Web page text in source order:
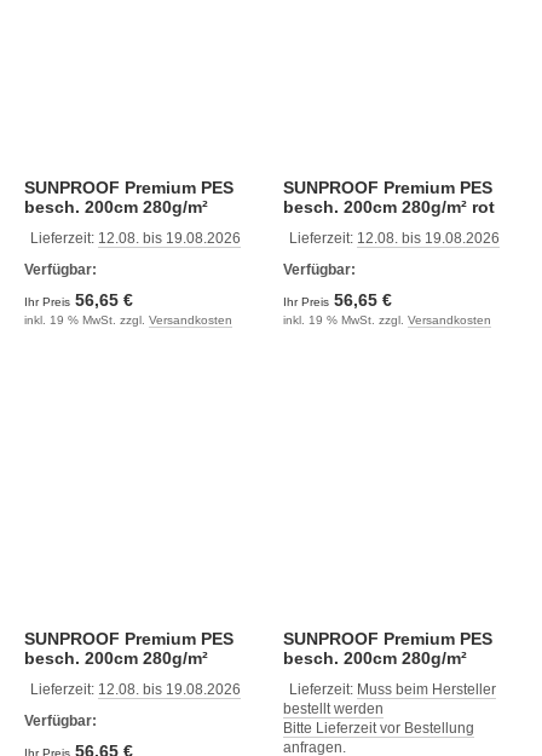
SUNPROOF Premium PES
besch. 200cm 280g/m²
Lieferzeit: 12.08. bis 19.08.2026
Verfügbar:
Ihr Preis 56,65 €
inkl. 19 % MwSt. zzgl. Versandkosten
SUNPROOF Premium PES
besch. 200cm 280g/m² rot
Lieferzeit: 12.08. bis 19.08.2026
Verfügbar:
Ihr Preis 56,65 €
inkl. 19 % MwSt. zzgl. Versandkosten
SUNPROOF Premium PES
besch. 200cm 280g/m²
Lieferzeit: 12.08. bis 19.08.2026
Verfügbar:
Ihr Preis 56,65 €
SUNPROOF Premium PES
besch. 200cm 280g/m²
Lieferzeit: Muss beim Hersteller
bestellt werden
Bitte Lieferzeit vor Bestellung
anfragen.